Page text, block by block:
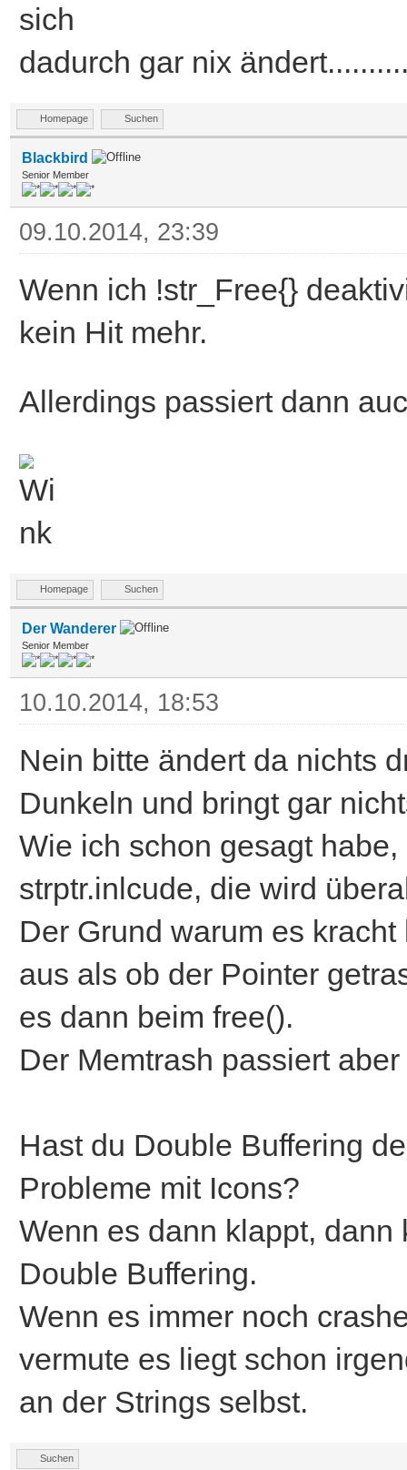
sich
dadurch gar nix
Homepage Suchen
Blackbird
Senior Member
09.10.2014, 23:39
Wenn ich !str_Free{}
kein Hit mehr.
Allerdings passiert dann
Homepage Suchen
Der Wanderer
Senior Member
10.10.2014, 18:53
Nein bitte ändert da nichts
Dunkeln und bringt gar
Wie ich schon gesagt
strptr.inlcude, die wird
Der Grund warum es
aus als ob der Pointer
es dann beim free().
Der Memtrash passiert
Hast du Double Buffering
Probleme mit Icons?
Wenn es dann klappt,
Double Buffering.
Wenn es immer noch
vermute es liegt schon
an der Strings selbst.
Suchen